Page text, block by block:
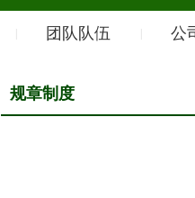
团队队伍 公
规章制度